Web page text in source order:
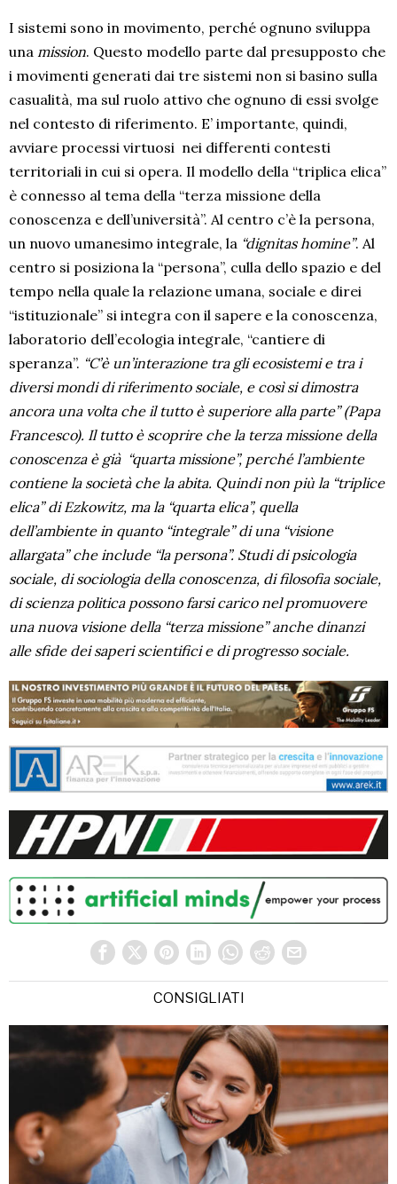
I sistemi sono in movimento, perché ognuno sviluppa
una mission. Questo modello parte dal presupposto che
i movimenti generati dai tre sistemi non si basino sulla
casualità, ma sul ruolo attivo che ognuno di essi svolge
nel contesto di riferimento. E’ importante, quindi,
avviare processi virtuosi nei differenti contesti
territoriali in cui si opera. Il modello della “triplica elica”
è connesso al tema della “terza missione della
conoscenza e dell’università”. Al centro c’è la persona,
un nuovo umanesimo integrale, la “dignitas homine”. Al
centro si posiziona la “persona”, culla dello spazio e del
tempo nella quale la relazione umana, sociale e direi
“istituzionale” si integra con il sapere e la conoscenza,
laboratorio dell’ecologia integrale, “cantiere di
speranza”. “C’è un’interazione tra gli ecosistemi e tra i
diversi mondi di riferimento sociale, e così si dimostra
ancora una volta che il tutto è superiore alla parte” (Papa
Francesco). Il tutto è scoprire che la terza missione della
conoscenza è già “quarta missione”, perché l’ambiente
contiene la società che la abita. Quindi non più la “triplice
elica” di Ezkowitz, ma la “quarta elica”, quella
dell’ambiente in quanto “integrale” di una “visione
allargata” che include “la persona”. Studi di psicologia
sociale, di sociologia della conoscenza, di filosofia sociale,
di scienza politica possono farsi carico nel promuovere
una nuova visione della “terza missione” anche dinanzi
alle sfide dei saperi scientifici e di progresso sociale.
CONSIGLIATI